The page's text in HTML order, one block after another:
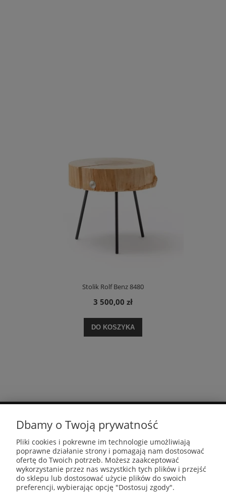
Stolik Rolf Benz 8480
3 500,00 zł
DO KOSZYKA
MOJE KONTO
PŁATNOŚCI I DOSTAWA
Dbamy o Twoją prywatność
Pliki cookies i pokrewne im technologie umożliwiają
poprawne działanie strony i pomagają nam dostosować
ofertę do Twoich potrzeb. Możesz zaakceptować
wykorzystanie przez nas wszystkich tych plików i przejść
do sklepu lub dostosować użycie plików do swoich
preferencji, wybierając opcję "Dostosuj zgody".